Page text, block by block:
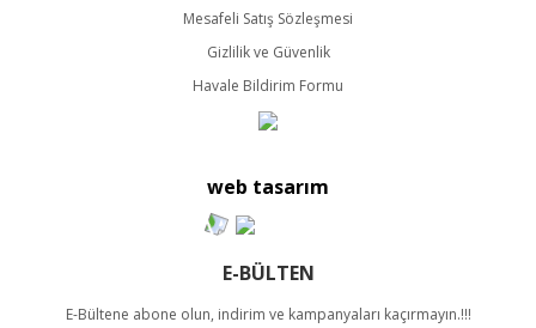
Gönder
Mesafeli Satış Sözleşmesi
Gizlilik ve Güvenlik
Havale Bildirim Formu
web tasarım
E-BÜLTEN
E-Bültene abone olun, indirim ve kampanyaları kaçırmayın.!!!